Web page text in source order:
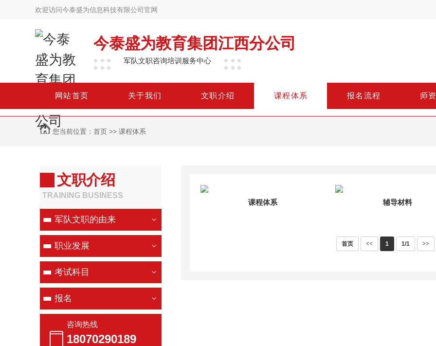
欢迎访问今泰盛为信息科技有限公司官网
今泰盛为教育集团江西分公司
军队文职咨询培训服务中心
网 站首页 关于我们 文职介绍 课程体系 报名 流程 师资
您当前位置： 首页 >> 课程体系
文职介绍
TRAINING BUSINESS
军队文职的由来
职业发展
考试科目
报名
咨询热线
18070290189
课程体系 辅导材料
首页 << 1 1/1 >>